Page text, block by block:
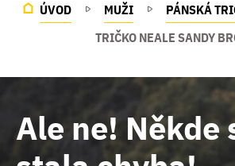
ÚVOD MUŽI
PÁNSKÁ
TRIČKO NEALE SANDY
Ale ne! Někde